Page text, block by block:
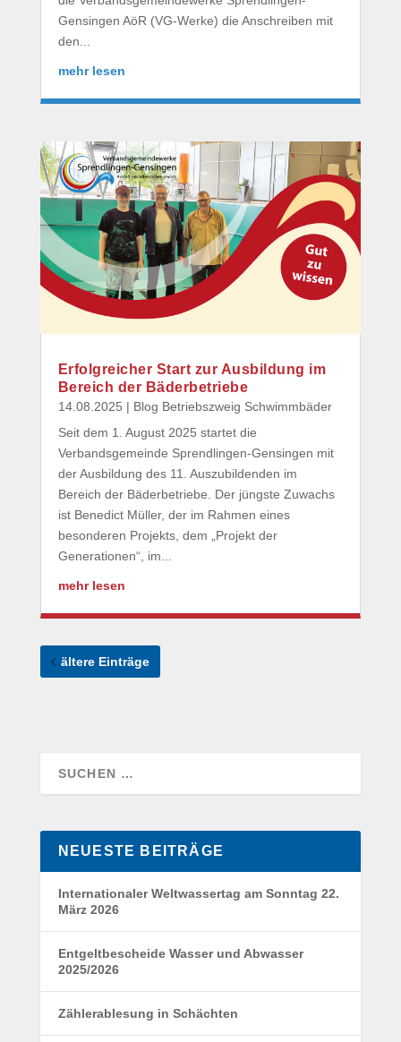
Gensingen AöR (VG-Werke) die Anschreiben mit
den...
mehr lesen
Erfolgreicher Start zur Ausbildung im
Bereich der Bäderbetriebe
14.08.2025 | Blog Betriebszweig Schwimmbäder
Seit dem 1. August 2025 startet die
Verbandsgemeinde Sprendlingen-Gensingen mit
der Ausbildung des 11. Auszubildenden im
Bereich der Bäderbetriebe. Der jüngste Zuwachs
ist Benedict Müller, der im Rahmen eines
besonderen Projekts, dem „Projekt der
Generationen“, im...
mehr lesen
ältere Einträge
NEUESTE BEITRÄGE
Internationaler Weltwassertag am Sonntag 22.
März 2026
Entgeltbescheide Wasser und Abwasser
2025/2026
Zählerablesung in Schächten